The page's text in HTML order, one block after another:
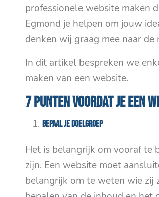
professionele website maken
Egmond je helpen om jouw
denken wij graag mee naar
In dit artikel bespreken we
maken van een website.
7 punten voordat je een
Bepaal je doelgroep
Het is belangrijk om vooraf te
zijn. Een website moet
belangrijk om te weten wie